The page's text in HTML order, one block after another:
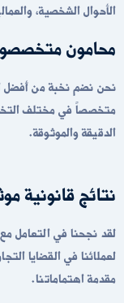
الأحوال الشخصية، والعمالية. مع
محامون
متخصصاً في مختلف
الدقيقة والموثوقة.
نتائج قانونية
لقد نجحنا في التعامل
لعملائنا في القضايا
مقدمة اهتماماتنا.